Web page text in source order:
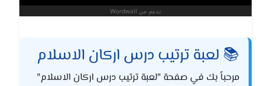
📚 لعبة ترتيب درس اركان الاسلام
مرحباً بك في صفحة "لعبة ترتيب درس اركان الاسلام"